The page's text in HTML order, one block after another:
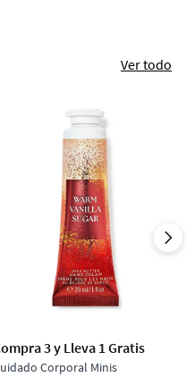
Ver todo
3 y Lleva 1 Gratis
Corporal Minis